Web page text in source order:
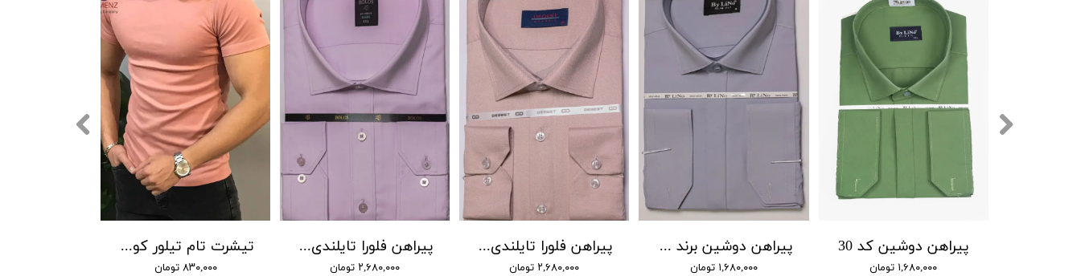
تیشرت تام تیلور کوتاه کد 20
۸۳۰,۰۰۰ تومان
پیراهن فلورا تایلندی برند BOSS کد DJ-9 رنگ 15
۲,۶۸۰,۰۰۰ تومان
پیراهن فلورا تایلندی برند DEGEST کد DJ-9 رنگ 17
۲,۶۸۰,۰۰۰ تومان
پیراهن دوشین برند by lino کد 01
۱,۶۸۰,۰۰۰ تومان
پیراهن دوشین کد 30
۱,۶۸۰,۰۰۰ تومان